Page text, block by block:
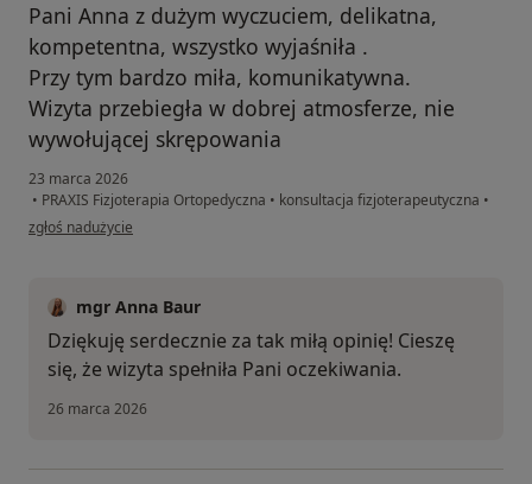
Pani Anna z dużym wyczuciem, delikatna,
kompetentna, wszystko wyjaśniła .
Przy tym bardzo miła, komunikatywna.
Wizyta przebiegła w dobrej atmosferze, nie
wywołującej skrępowania
23 marca 2026
• PRAXIS Fizjoterapia Ortopedyczna • konsultacja fizjoterapeutyczna •
w opinii użytkownika Asia
zgłoś nadużycie
mgr Anna Baur
Dziękuję serdecznie za tak miłą opinię! Cieszę
się, że wizyta spełniła Pani oczekiwania.
26 marca 2026